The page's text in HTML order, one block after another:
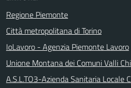
Regione Piemonte
Città metropolitana di Torino
IoLavoro - Agenzia Piemonte Lavoro
Unione Montana dei Comuni Valli
A.S.L.TO3-Azienda Sanitaria Locale